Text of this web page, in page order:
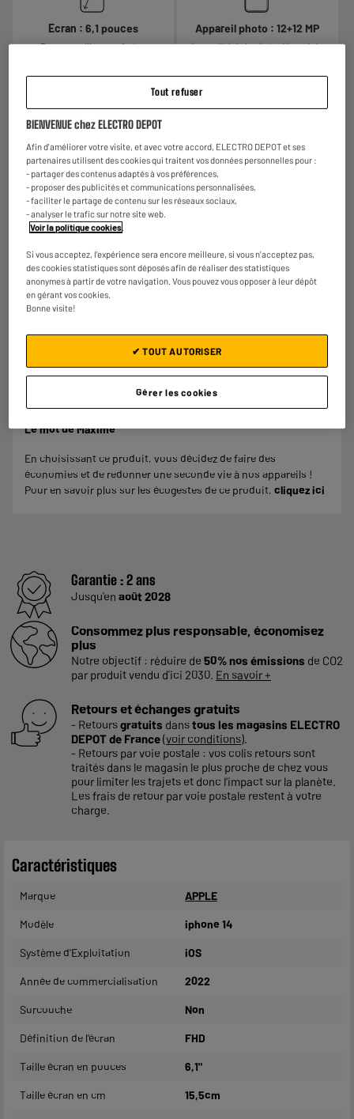
Ecran : 6,1 pouces
Pour un meilleur confort au
regardez vos films, visionnez vos
photos, répondez aux emails et lisez
Appareil photo : 12+12 MP
La qualité de la photo dépend du
smartphone. Plus celui-ci possède
Reconditionné en Europe
Contrôlé et remis en état en Europe
pour une seconde vie
Le mot de Maxime
En choisissant ce produit, vous décidez de faire des
économies et de redonner une seconde vie à nos appareils !
Pour en savoir plus sur les écogestes de ce produit, cliquez ici
Garantie :2 ans
Jusqu'en août 2028
Consommez plus responsable, économisez
plus
Notre objectif : réduire de 50% nos émissions de CO2
par produit vendu d'ici 2030. En savoir +
Retours et échanges gratuits
- Retoursgratuits danstous les magasins ELECTRO
DEPOT de France(voir conditions).
- Retours par voie postale : vos colis retours sont
traités dans le magasin le plus proche de chez vous
pour limiter les trajets et donc l’impact sur la planète.
Les frais de retour par voie postale restent à votre
charge.
Caractéristiques
Marque APPLE
Modèle iphone 14
Système d'Exploitation iOS
Année de commercialisation 2022
Surcouche Non
Définition de l'écran FHD
Taille écran en pouces 6,1"
Taille écran en cm 15,5cm
Tout refuser
BIENVENUE chez ELECTRO DEPOT
Afin d'améliorer votre visite, et avec votre accord, ELECTRO DEPOT et ses
partenaires utilisent des cookies qui traitent vos données personnelles pour :
- partager des contenus adaptés à vos préférences,
- proposer des publicités et communications personnalisées,
- faciliter le partage de contenu sur les réseaux sociaux,
- analyser le trafic sur notre site web.
Voir la politique cookies.
Si vous acceptez, l'expérience sera encore meilleure, si vous n'acceptez pas,
des cookies statistiques sont déposés afin de réaliser des statistiques
anonymes à partir de votre navigation. Vous pouvez vous opposer à leur dépôt
en gérant vos cookies.
Bonne visite!
Gérer les cookies
✔ TOUT AUTORISER